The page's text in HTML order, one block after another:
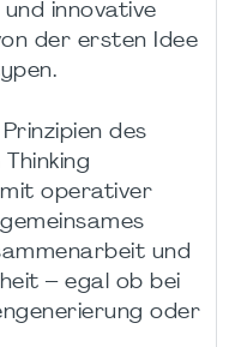
innovative
der ersten Idee
des
operativer
und
– egal ob bei
oder